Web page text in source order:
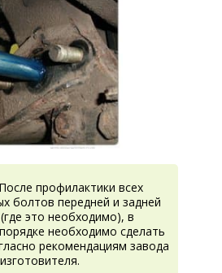
профилактики всех
болтов передней и задней
это необходимо), в
необходимо сделать
рекомендациям завода
изготовителя.